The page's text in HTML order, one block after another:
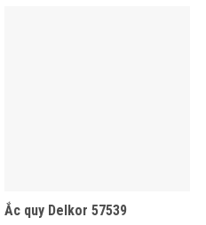
Ắc quy Delkor 57539